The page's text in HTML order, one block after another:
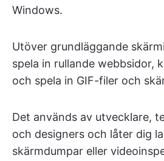
Windows.
Utöver grundläggande
spela in rullande webbsidor,
och spela in GIF-filer och
Det används av utvecklare,
och designers och låter dig
skärmdumpar eller